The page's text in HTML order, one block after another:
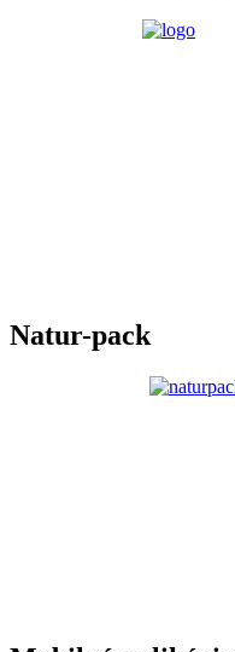
Natur-pack